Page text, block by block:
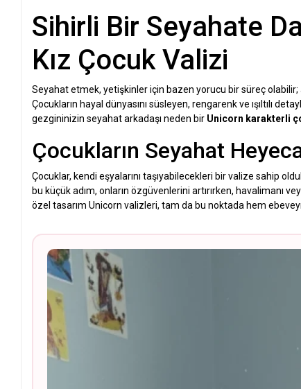
Sihirli Bir Seyahate
Kız Çocuk Valizi
Seyahat etmek, yetişkinler için bazen yorucu bir süreç
Çocukların hayal dünyasını süsleyen, rengarenk ve ışıltılı
gezgininizin seyahat arkadaşı neden bir Unicorn karakterli
Çocukların Seyahat
Çocuklar, kendi eşyalarını taşıyabilecekleri bir valize sahip
bu küçük adım, onların özgüvenlerini artırırken, havalimanı
özel tasarım Unicorn valizleri, tam da bu noktada hem